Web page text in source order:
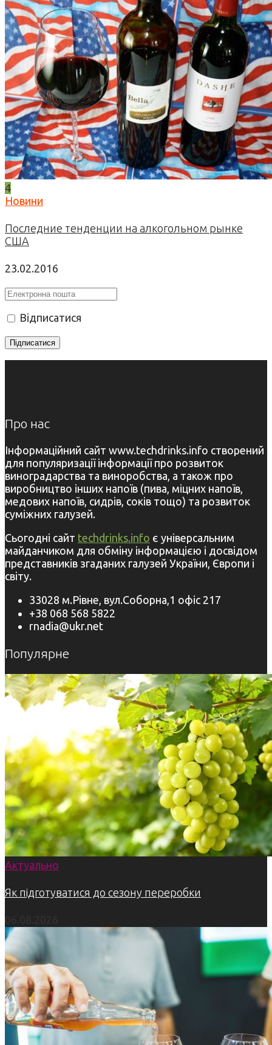
4
Новини
Последние тенденции на алкогольном рынке
США
23.02.2016
Відписатися
Про нас
Інформаційний сайт www.techdrinks.info створений
для популяризації інформації про розвиток
виноградарства та виноробства, а також про
виробництво інших напоїв (пива, міцних напоїв,
медових напоїв, сидрів, соків тощо) та розвиток
суміжних галузей.
Сьогодні сайт techdrinks.info є універсальним
майданчиком для обміну інформацією і досвідом
представників згаданих галузей України, Європи і
світу.
33028 м.Рівне, вул.Соборна,1 офіс 217
+38 068 568 5822
rnadia@ukr.net
Популярне
Актуально
Як підготуватися до сезону переробки